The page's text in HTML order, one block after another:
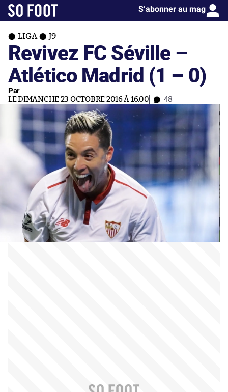
S’abonner au mag
LIGA J9
Revivez FC Séville –
Atlético Madrid (1 – 0)
Par
LE DIMANCHE 23 OCTOBRE 2016 À 16:00 48